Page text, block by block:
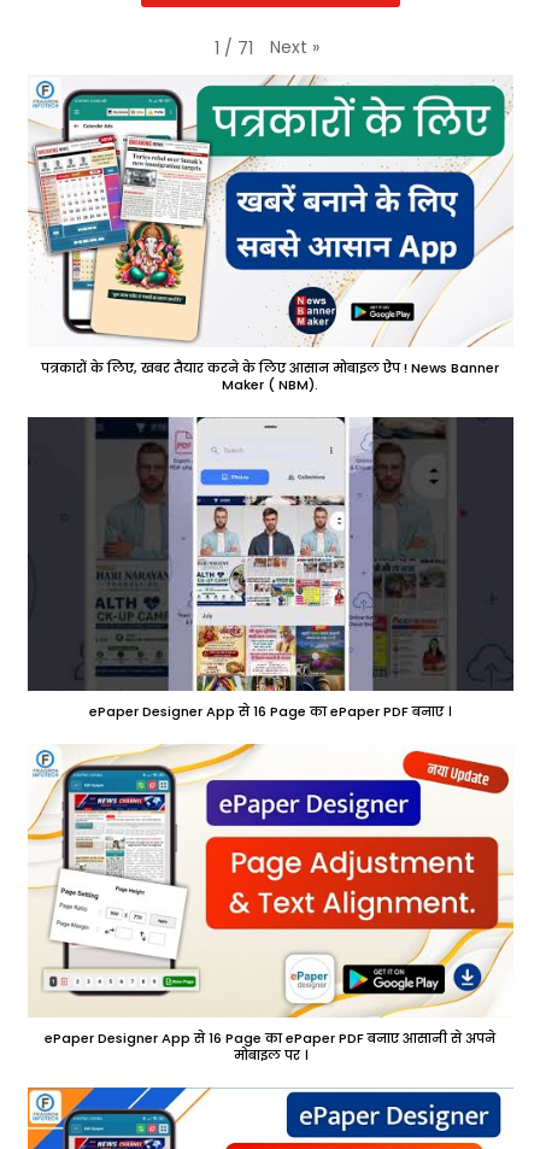
1 / 71 Next »
पत्रकारों के लिए, खबर तैयार करने के लिए आसान मोबाइल ऐप ! News Banner
Maker ( NBM).
ePaper Designer App से 16 Page का ePaper PDF बनाए ।
ePaper Designer App से 16 Page का ePaper PDF बनाए आसानी से अपने
मोबाइल पर ।